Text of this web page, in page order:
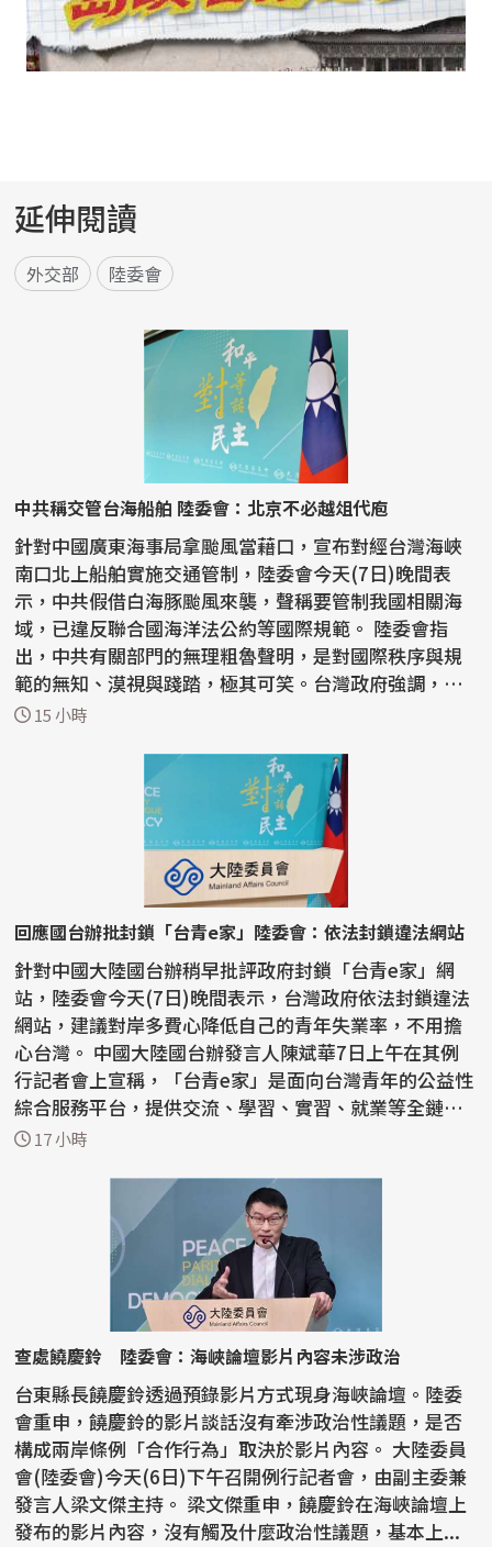
延伸閱讀
外交部 陸委會
中共稱交管台海船舶 陸委會：北京不必越俎代庖
針對中國廣東海事局拿颱風當藉口，宣布對經台灣海峽
南口北上船舶實施交通管制，陸委會今天(7日)晚間表
示，中共假借白海豚颱風來襲，聲稱要管制我國相關海
域，已違反聯合國海洋法公約等國際規範。 陸委會指
出，中共有關部門的無理粗魯聲明，是對國際秩序與規
範的無知、漠視與踐踏，極其可笑。台灣政府強調，中
共沒有任...
15 小時
回應國台辦批封鎖「台青e家」陸委會：依法封鎖違法網站
針對中國大陸國台辦稍早批評政府封鎖「台青e家」網
站，陸委會今天(7日)晚間表示，台灣政府依法封鎖違法
網站，建議對岸多費心降低自己的青年失業率，不用擔
心台灣。 中國大陸國台辦發言人陳斌華7日上午在其例
行記者會上宣稱，「台青e家」是面向台灣青年的公益性
綜合服務平台，提供交流、學習、實習、就業等全鏈條
資訊。...
17 小時
查處饒慶鈴 陸委會：海峽論壇影片內容未涉政治
台東縣長饒慶鈴透過預錄影片方式現身海峽論壇。陸委
會重申，饒慶鈴的影片談話沒有牽涉政治性議題，是否
構成兩岸條例「合作行為」取決於影片內容。 大陸委員
會(陸委會)今天(6日)下午召開例行記者會，由副主委兼
發言人梁文傑主持。 梁文傑重申，饒慶鈴在海峽論壇上
發布的影片內容，沒有觸及什麼政治性議題，基本上...